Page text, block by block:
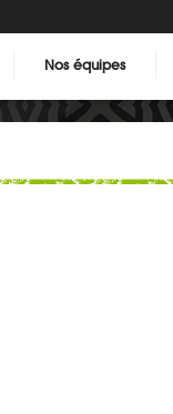
Nos équipes